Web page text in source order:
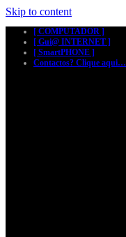
Skip to content
[ COMPUTADOR ]
[ Gui@ INTERNET ]
[ SmartPHONE ]
Contactos? Clique aqui…